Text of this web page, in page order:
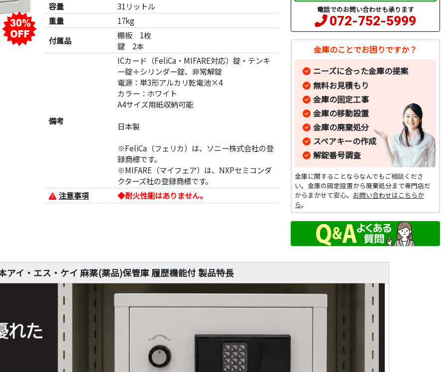
容量
31リットル
重量
17kg
付属品
棚板 1枚
鍵 2本
備考
ICカード（FeliCa・MIFARE対応）錠・テンキ
ー錠＋シリンダー錠、非常解錠
電源：単3形アルカリ乾電池×4
カラー：ホワイト
A4サイズ用紙収納可能
日本製
※FeliCa（フェリカ）は、ソニー株式会社の登
録商標です。
※MIFARE（マイフェア）は、NXPセミコンダ
クターズ社の登録商標です。
注意事項
◆耐火性能はありません。
電話でのお問い合わせも承ります
072-752-5999
金庫のことでお困りですか？
ニーズに合った金庫の提案
無料お見積もり
金庫の固定工事
金庫の移動設置
金庫の廃棄処分
スペアキーの作成
解錠番号調査
金庫に関することならなんでもご相談くださ
い。金庫の固定設置から廃棄処分まで専門店だ
からまかせて安心。 お問い合わせはこちらか
ら。
アイ・エス・ケイ 麻薬(薬品)保管庫 履歴機能付 製品特長